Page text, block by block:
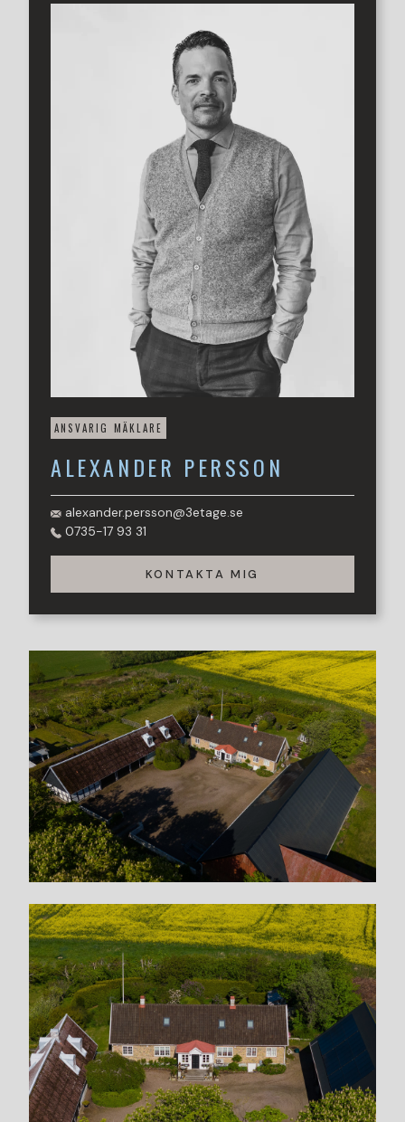
alldeles eget litet paradis i skydd från omgivningen.
Gästbostaden är ett komplett boende i sig med eget kök,
vardagsrum, sovrum och badrum fördelade på två plan.
Perfekt för uthyrning eller generationsboende. I direkt
anslutning till gästbostaden finns loge och äldre
Det gamla stallet är fastighetens kanske mest spännande
möjlighet. Den öppna, luftiga ytan lämpar sig utmärkt för
event, pop-upverksamhet, butik, studio eller ateljé.
Endast fantasin sätter gränsen. Utöver stallet finns
ytterligare en loge, ett äldre svinstall samt en stabil
byggnad som tidigare nyttjats av försvaret för förvaring.
Möjlighet till avstyckning av tomt kan finnas – ett sällsynt
alternativ som öppnar för den som vill äga en del av
denna unika miljö. Dessutom har nuvarande ägare
investerat mycket pengar i att både uppdatera
värmesystem samt investera i solceller.
verksamhet med själ eller en investering med potential,
ANSVARIG MÄKLARE
ALEXANDER PERSSON
alexander.persson@3etage.se
0735-17 93 31
KONTAKTA MIG